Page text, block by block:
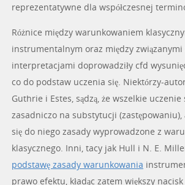
reprezentatywne dla współczesnej
Różnice między warunkowaniem
instrumentalnym oraz między
interpretacjami doprowadziły cfd
co do podstaw uczenia się. Niektórzy-
Guthrie i Estes, sądzą, że wszelkie uczenie
zasadniczo na substytucji (zastępowaniu),
się do niego zasady wyprowadzone z
klasycznego. Inni, tacy jak Hull i N. E.
podstawę zasady warunkowania
prawo efektu, kładąc zatem większy